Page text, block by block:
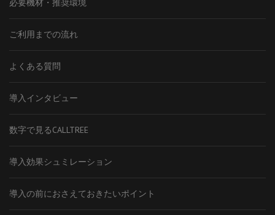
必要機材・推奨環境
ご利用までの流れ
よくある質問
導入インタビュー
数字で見るCALLTREE
導入効果シュミレーション
導入の前におさえておきたいポイント